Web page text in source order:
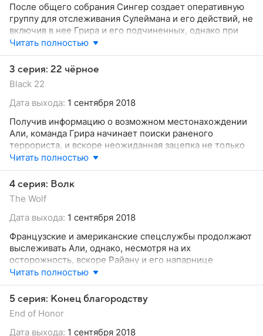
подозревая, чем обернется их поездка.
После общего собрания Сингер создает оперативную
группу для отслеживания Сулеймана и его действий, не
включив в нее Грира и его подчиненных, однако при
личной встрече предлагает Райану напрямую работать
на него по этому делу. Джеку же удается не только
разблокировать телефон террориста, но и получить
информацию о личности последнего, после чего он
отправляется во Францию, где Али в это время
пытается перевести замороженные деньги. Ханин же
супруга и о безопасности собственных детей.
Читать полностью
3 серия: 22 чёрное
Black 22
Дата выхода: 1 сентября 2018
Получив информацию о возможном местонахождении
Али, команда Грира начинает поиски раненого
террориста, и вскоре неожиданная зацепка не только
приводит их к временному убежищу мужчины, но и
позволяет вычислить его способ связи с Сулейманом.
Тем временем Виктор Полиззи, пытаясь справиться с
психологическими последствиями своей работы,
проводит занимательный вечер в казино. Ханин же
решает любым способом спасти себя и детей от
оказывается непросто.
Читать полностью
4 серия: Волк
The Wolf
Дата выхода: 1 сентября 2018
Французские и американские спецслужбы продолжают
выслеживать Али, однако, несмотря на их
осторожность, вскоре Райану и его напарнице
предстоит напрямую столкнуться с террористом.
Между тем Сулейман наносит визит полковнику Аль-
Радвану, путем несложных манипуляций переманивая
его людей на свою сторону. В это же время
приспешники шейха осуществляют следующий этап
террористической атаки, выбрав для этого крупный
Читать полностью
5 серия: Конец благородству
End of Honor
Дата выхода: 1 сентября 2018